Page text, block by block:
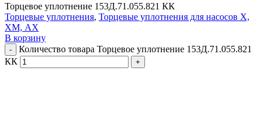
Торцевое уплотнение 153Д.71.055.821 КК
Торцевые уплотнения, Торцевые уплотнения для насосов Х,
ХМ, АХ
В корзину
Количество товара Торцевое уплотнение 153Д.71.055.821
КК